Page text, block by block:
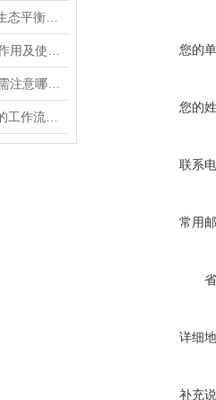
您的
您的
联系
常用
详细
补充